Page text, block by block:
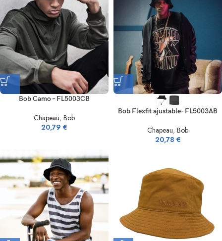
Bob Camo – FL5003CB
Chapeau, Bob
20,79 €
Bob Flexfit ajustable- FL5003AB
Chapeau, Bob
20,78 €